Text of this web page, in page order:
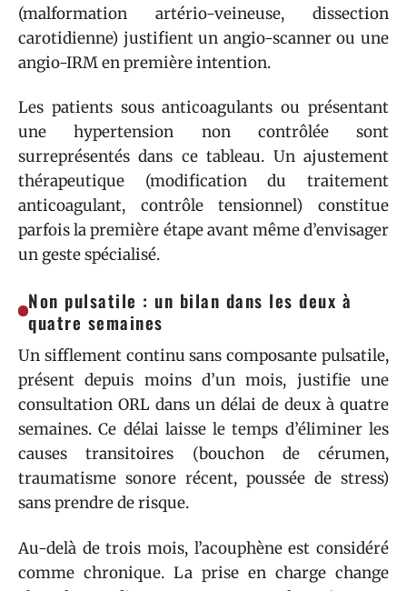
(malformation artério-veineuse, dissection
carotidienne) justifient un angio-scanner ou une
angio-IRM en première intention.
Les patients sous anticoagulants ou présentant
une hypertension non contrôlée sont
surreprésentés dans ce tableau. Un ajustement
thérapeutique (modification du traitement
anticoagulant, contrôle tensionnel) constitue
parfois la première étape avant même d’envisager
un geste spécialisé.
Non pulsatile : un bilan dans les deux à
quatre semaines
Un sifflement continu sans composante pulsatile,
présent depuis moins d’un mois, justifie une
consultation ORL dans un délai de deux à quatre
semaines. Ce délai laisse le temps d’éliminer les
causes transitoires (bouchon de cérumen,
traumatisme sonore récent, poussée de stress)
sans prendre de risque.
Au-delà de trois mois, l’acouphène est considéré
comme chronique. La prise en charge change